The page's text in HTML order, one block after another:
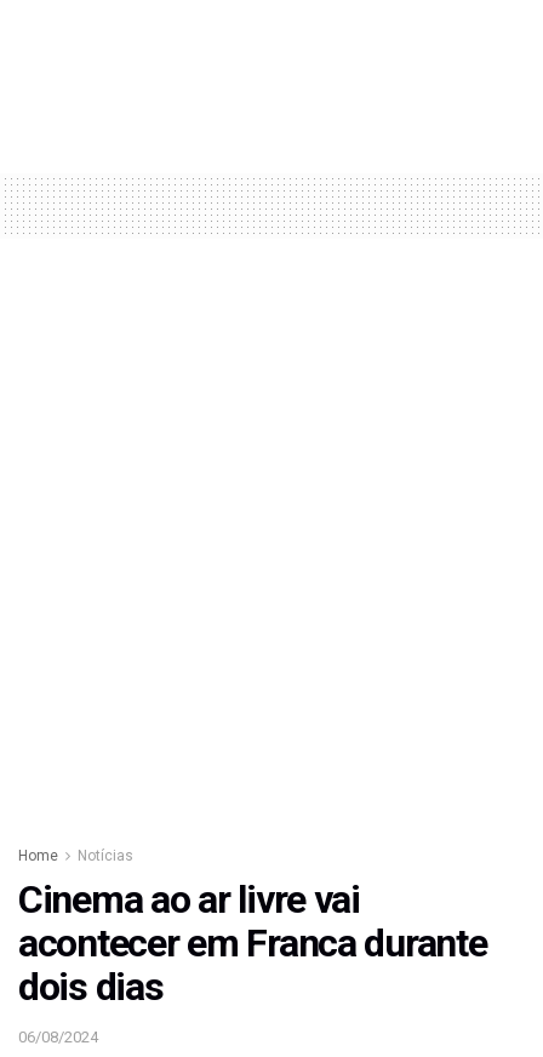
Home Notícias
Cinema ao ar livre vai
acontecer em Franca durante
dois dias
06/08/2024